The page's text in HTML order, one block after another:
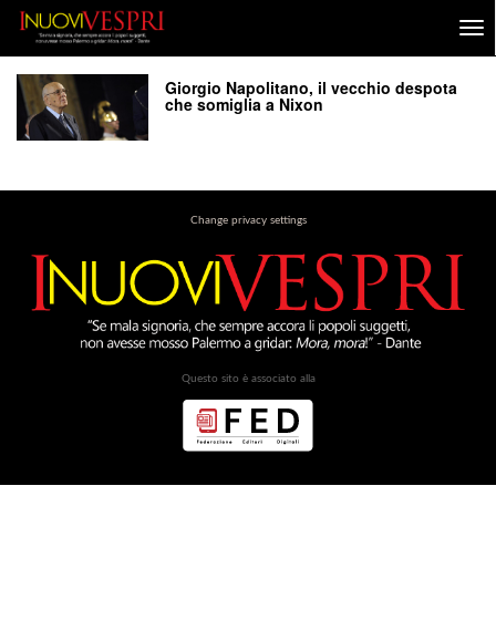
Giorgio Napolitano, il vecchio despota
che somiglia a Nixon
Change privacy settings
Questo sito è associato alla